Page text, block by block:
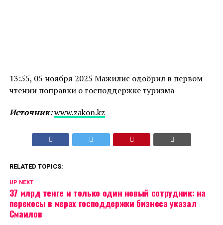
13:55, 05 ноября 2025 Мажилис одобрил в первом
чтении поправки о господдержке туризма
Источник:www.zakon.kz
RELATED TOPICS:
UP NEXT
37 млрд тенге и только один новый сотрудник: на
перекосы в мерах господдержки бизнеса указал
Смаилов